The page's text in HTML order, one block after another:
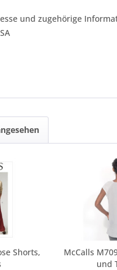
und zugehörige
Shorts,
McCalls
und